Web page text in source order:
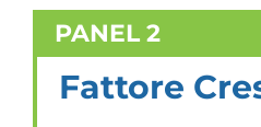
PANEL 2
Fattore